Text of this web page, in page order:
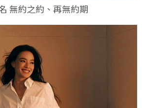
無約之約、再無約期